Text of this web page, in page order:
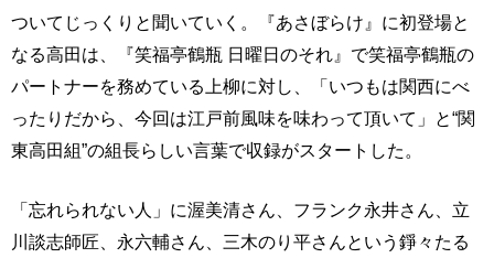
ついてじっくりと聞いていく。『あさぼらけ』に初登場と
なる高田は、『笑福亭鶴瓶 日曜日のそれ』で笑福亭鶴瓶の
パートナーを務めている上柳に対し、「いつもは関西にべ
ったりだから、今回は江戸前風味を味わって頂いて」と“関
東高田組”の組長らしい言葉で収録がスタートした。
「忘れられない人」に渥美清さん、フランク永井さん、立
川談志師匠、永六輔さん、三木のり平さんという錚々たる